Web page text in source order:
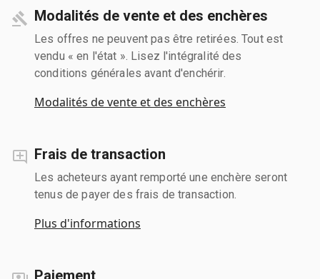
Modalités de vente et des enchères
Les offres ne peuvent pas être retirées. Tout est
vendu « en l'état ». Lisez l'intégralité des
conditions générales avant d'enchérir.
Modalités de vente et des enchères
Frais de transaction
Les acheteurs ayant remporté une enchère seront
tenus de payer des frais de transaction.
Plus d'informations
Paiement